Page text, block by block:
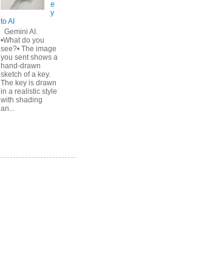
e
y
to AI
Gemini AI.
•What do you
see?• The image
you sent shows a
hand-drawn
sketch of a key.
The key is drawn
in a realistic style
with shading
an...